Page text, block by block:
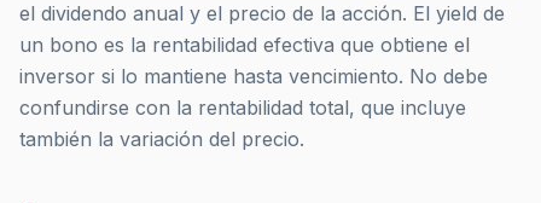
el dividendo anual y el precio de la acción. El yield de
un bono es la rentabilidad efectiva que obtiene el
inversor si lo mantiene hasta vencimiento. No debe
confundirse con la rentabilidad total, que incluye
también la variación del precio.